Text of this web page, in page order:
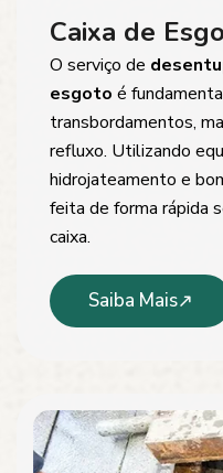
Caixa de
O serviço de
esgoto é
transbordamentos,
refluxo. Utilizando
hidrojateamento e
feita de forma rápida
caixa.
Saiba Mais